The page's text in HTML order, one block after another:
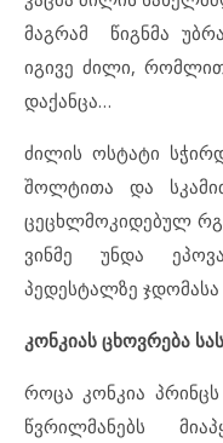
მაგრამ წიგნმა
იგივე ძილი,
დაქანცა…
ძილის ოსტატი
შოლტითა და
ცეცხლმოკიდებულ
ვინმე უნდა
პედესტალზე
კონკიას ცხოვრება
როცა კონკია
წვრილმანებს